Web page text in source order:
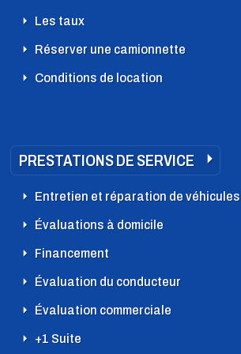
Les taux
Réserver une camionnette
Conditions de location
PRESTATIONS DE SERVICE
Entretien et réparation de véhicules
Évaluations à domicile
Financement
Évaluation du conducteur
Évaluation commerciale
+1 Suite